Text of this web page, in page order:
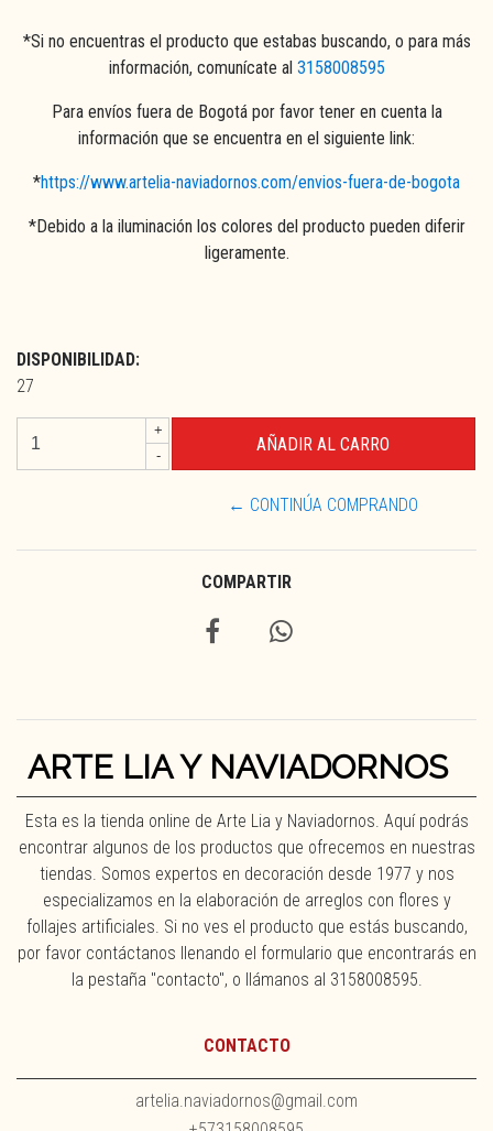
*Si no encuentras el producto que estabas buscando, o para más
información, comunícate al 3158008595
Para envíos fuera de Bogotá por favor tener en cuenta la
información que se encuentra en el siguiente link:
*https://www.artelia-naviadornos.com/envios-fuera-de-bogota
*Debido a la iluminación los colores del producto pueden diferir
ligeramente.
DISPONIBILIDAD:
27
+
-
← CONTINÚA COMPRANDO
COMPARTIR
ARTE LIA Y NAVIADORNOS
Esta es la tienda online de Arte Lia y Naviadornos. Aquí podrás
encontrar algunos de los productos que ofrecemos en nuestras
tiendas. Somos expertos en decoración desde 1977 y nos
especializamos en la elaboración de arreglos con flores y
follajes artificiales. Si no ves el producto que estás buscando,
por favor contáctanos llenando el formulario que encontrarás en
la pestaña "contacto", o llámanos al 3158008595.
CONTACTO
artelia.naviadornos@gmail.com